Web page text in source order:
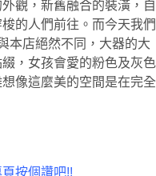
觀，新舊融合的裝潢，自
的人們前往。而今天我們
本店絕然不同，大器的大
，女孩會愛的粉色及灰色
像這麼美的空間是在完全
按個讚吧!!